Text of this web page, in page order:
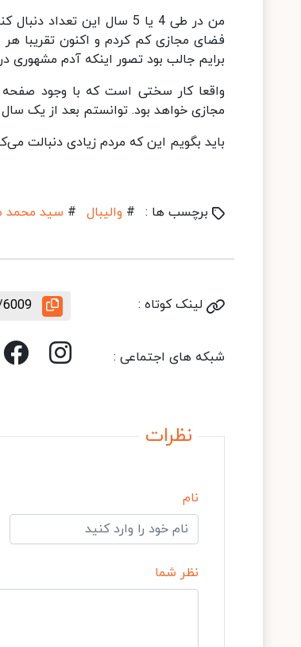
من در طی 4 یا 5 سال این
برایم جالب بود تصور اینکه آدم مشهوری
واقعا کار سختی است که با وجود
مجازی خواهد بود. توانستم بعد از یک سال
باید بگویم این که مردم زیادی دنبالت
برچسب ها : # والیبال # سید محمد
لینک کوتاه :
شبکه های اجتماعی :
نظرات
نام
نظر شما